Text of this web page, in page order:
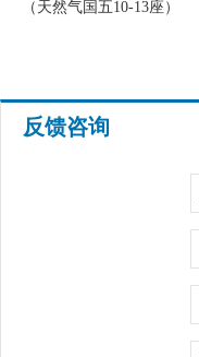
（天然气国五10-13座）
反馈咨询